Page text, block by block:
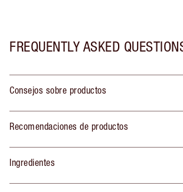
FREQUENTLY ASKED
Consejos sobre productos
Recomendaciones de productos
Ingredientes